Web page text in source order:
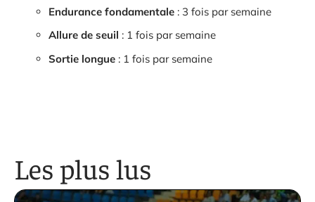
Endurance fondamentale : 3 fois par semaine
Allure de seuil : 1 fois par semaine
Sortie longue : 1 fois par semaine
Les plus lus